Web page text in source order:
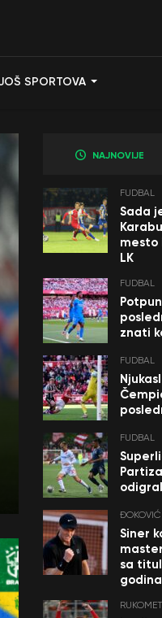
SPORTOVA
NAJNOVIJE
FUDBAL
Sada
mesto
LK
FUDBAL
znati
FUDBAL
FUDBAL
ĐOKOVIĆ
Siner
sa
godina
RUKOMET